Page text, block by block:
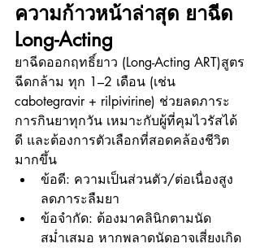
ความก้าวหน้าล่าสุด ยาฉีด
Long-Acting
ยาฉีดออกฤทธิ์ยาว (Long-Acting ART)สูตร
ฉีดกล้าม ทุก 1–2 เดือน (เช่น
cabotegravir + rilpivirine) ช่วยลดภาระ
การกินยาทุกวัน เหมาะกับผู้ที่คุมไวรัสได้
ดี และต้องการตัวเลือกที่สอดคล้องชีวิต
มากขึ้น
ข้อดี: ความเป็นส่วนตัว/ต่อเนื่องสูง
ลดภาระลืมยา
ข้อจำกัด: ต้องมาคลินิกตามนัด
สม่ำเสมอ หากพลาดนัดอาจเสี่ยงเกิด